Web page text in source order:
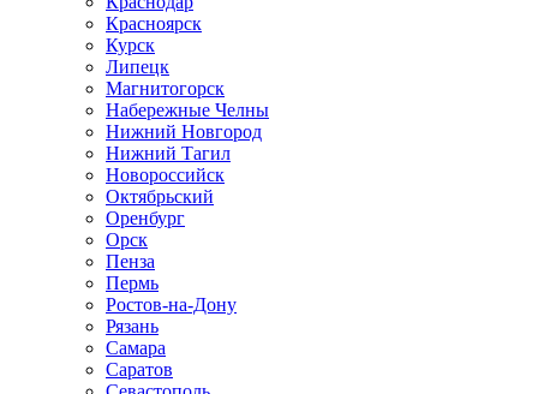
Красноярск
Курск
Липецк
Магнитогорск
Набережные Челны
Нижний Новгород
Нижний Тагил
Новороссийск
Октябрьский
Оренбург
Орск
Пенза
Пермь
Ростов-на-Дону
Рязань
Самара
Саратов